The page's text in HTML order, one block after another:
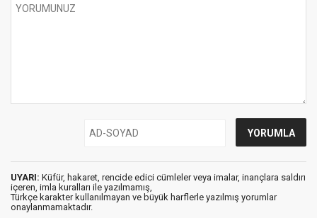
UYARI: Küfür, hakaret, rencide edici cümleler veya imalar, inançlara saldırı
içeren, imla kuralları ile yazılmamış,
Türkçe karakter kullanılmayan ve büyük harflerle yazılmış yorumlar
onaylanmamaktadır.